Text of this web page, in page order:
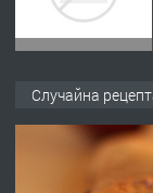
Случайна